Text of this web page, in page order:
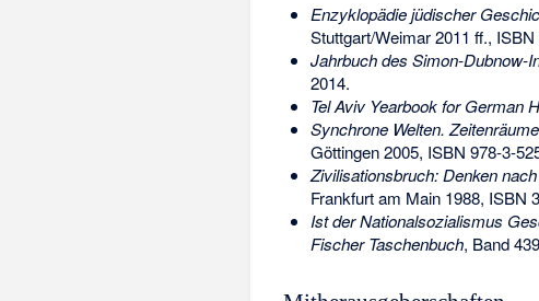
Enzyklopädie jüdischer
Stuttgart/Weimar 2011 ff., ISBN
Jahrbuch des Simon-Dubnow-
2014.
Tel Aviv Yearbook for German
Synchrone Welten.
Göttingen 2005, ISBN 978-3-
Zivilisationsbruch: Denken
Frankfurt am Main 1988, ISBN
Ist der Nationalsozialismus
Fischer Taschenbuch, Band